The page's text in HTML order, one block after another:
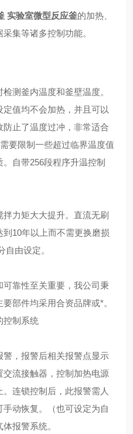
实验室微型反应釜的加热、
集等诸多控制功能。
测釜内温度和釜壁温度。
值均不会加热，并且可以
止了温度过冲，非常适合
要限制一些超过临界温度值
自带256段程序升温控制
力矩大大提升。直流无刷
10年以上而不需更换磨损
自由设定。
靠性至关重要，我公司秉
部件均采用合资品牌或*。
控制系统
，报警后相关报警点显示
流接触器，控制加热电源
连锁控制后，此报警需人
动恢复。（也可设定为自
报警系统。